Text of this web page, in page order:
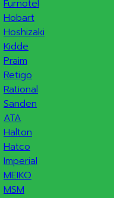
Furnotel
Hobart
Hoshizaki
Kidde
Praim
Retigo
Rational
Sanden
ATA
Halton
Hatco
Imperial
MEIKO
MSM